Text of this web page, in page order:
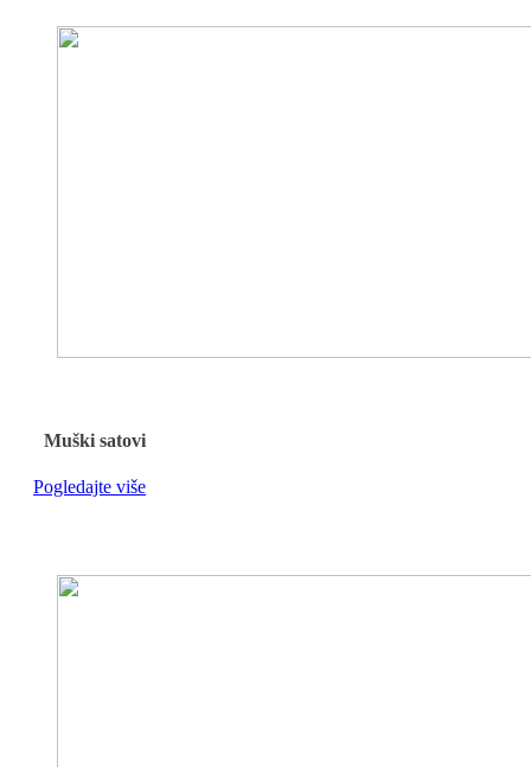
Muški satovi
Pogledajte više